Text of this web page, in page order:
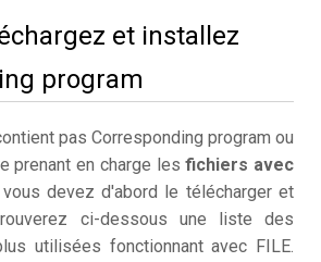
et installez
program
pas Corresponding program ou
prenant en charge lesfichiers avec
vous devez d'abord le télécharger et
ci-dessous une liste des
utilisées fonctionnant avec FILE.